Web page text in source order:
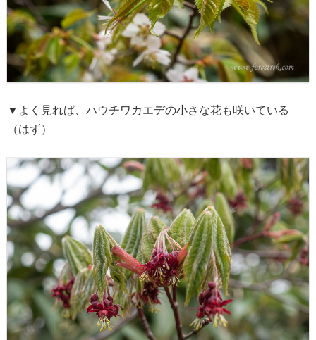
▼よく見れば、ハウチワカエデの小さな花も咲いている
（はず）